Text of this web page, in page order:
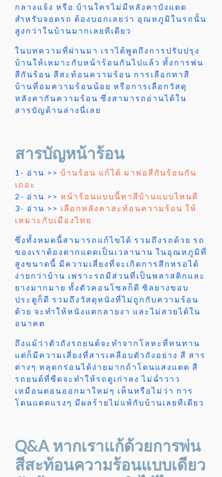
กลางแจ้ง หรือ บ้านใครไม่มีหลังคาบังแดด
สำหรับจอดรถ ต้องบอกเลยว่า อุณหภูมิในรถนั้น
สูงกว่าในบ้านมากเลยทีเดียว
ในบทความที่ผ่านมา เราได้พูดถึงการปรับปรุง
บ้านให้เหมาะกับหน้าร้อนกันไปแล้ว ทั้งการพ่น
สีกันร้อน สีสะท้อนความร้อน การเลือกทาสี
บ้านที่อมความร้อนน้อย หรือการเลือกวัสดุ
หลังคากันความร้อน ซึ่งสามารถอ่านได้ใน
สารบัญด้านล่างนี่เลย
สารบัญหน้าร้อน
1- อ่าน >> บ้านร้อน แก้ได้ มาพ่อสีกันร้อนกัน
เถอะ
2- อ่าน >> หน้าร้อนแบบนี้ทาสีบ้านแบบไหนดี
3- อ่าน >> เลือกหลังคาสะท้อนความร้อน ให้
เหมาะกับเมืองไทย
ซึ่งทั้งหมดนี้สามารถแก้ไขได้ รวมถึงรถด้วย รถ
ของเราต้องตากแดดเป็นเวลานาน ในอุณหภูมิที่
สูงขนาดนี้ มีความเสี่ยงที่จะเกิดการสึกหรอได้
ง่ายกว่าบ้าน เพราะ รถมีส่วนที่เป็นพลาสติกและ
ยางมากมาย ทั้งตัวคอนโซลก็ดี ซิลยางขอบ
ประตูก็ดี รวมถึงวัสดุหนังที่ไม่ถูกกับความร้อน
ด้วย จะทำให้หนังแตกลายงา และไม่สวยได้ใน
อนาคต
ถึงแม้ว่าตัวถังรถยนต์จะทำจากโลหะที่ทนทาน
แต่ก็มีความเสี่ยงที่สารเคลือบตัวถังอย่าง สี สาร
ต่างๆ หลุดกร่อนได้ง่ายมากถ้าโดนแสงแดด สี
รถยนต์ที่ซีดจะทำให้รถดูเก่าลง ไม่ฉ่ำวาว
เหมือนตอนออกมาใหม่ๆ เห็นหรือไม่ว่า การ
โดนแดดแรงๆ มีผลร้ายไม่แพ้กับบ้านเลยทีเดียว
Q&A หากเราแก้ด้วยการพ่น
สีสะท้อนความร้อนแบบเดียว